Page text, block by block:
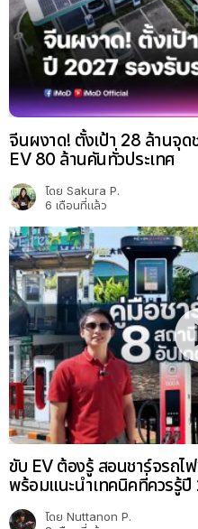
จีนผงาด! ตั้งเป้า 28 ล้านจุ
EV 80 ล้านคันทั่วประเทศ
โดย Sakura P.
6 เดือนที่แล้ว
ขับ EV ต้องรู้ สอนชาร์จรถไ
พร้อมแนะนำเทคนิคที่ควรรู้ปี
โดย Nuttanon P.